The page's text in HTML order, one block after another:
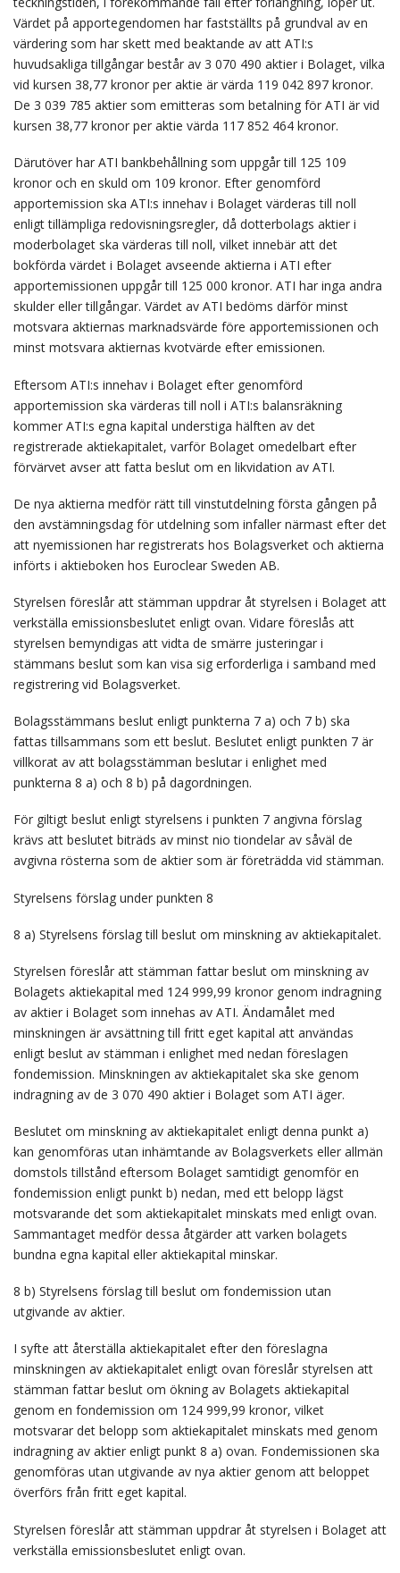
Värdet på apportegendomen har fastställts på grundval av en
värdering som har skett med beaktande av att ATI:s
huvudsakliga tillgångar består av 3 070 490 aktier i Bolaget, vilka
vid kursen 38,77 kronor per aktie är värda 119 042 897 kronor.
De 3 039 785 aktier som emitteras som betalning för ATI är vid
kursen 38,77 kronor per aktie värda 117 852 464 kronor.
Därutöver har ATI bankbehållning som uppgår till 125 109
kronor och en skuld om 109 kronor. Efter genomförd
apportemission ska ATI:s innehav i Bolaget värderas till noll
enligt tillämpliga redovisningsregler, då dotterbolags aktier i
moderbolaget ska värderas till noll, vilket innebär att det
bokförda värdet i Bolaget avseende aktierna i ATI efter
apportemissionen uppgår till 125 000 kronor. ATI har inga andra
skulder eller tillgångar. Värdet av ATI bedöms därför minst
motsvara aktiernas marknadsvärde före apportemissionen och
minst motsvara aktiernas kvotvärde efter emissionen.
Eftersom ATI:s innehav i Bolaget efter genomförd
apportemission ska värderas till noll i ATI:s balansräkning
kommer ATI:s egna kapital understiga hälften av det
registrerade aktiekapitalet, varför Bolaget omedelbart efter
förvärvet avser att fatta beslut om en likvidation av ATI.
De nya aktierna medför rätt till vinstutdelning första gången på
den avstämningsdag för utdelning som infaller närmast efter det
att nyemissionen har registrerats hos Bolagsverket och aktierna
införts i aktieboken hos Euroclear Sweden AB.
Styrelsen föreslår att stämman uppdrar åt styrelsen i Bolaget att
verkställa emissionsbeslutet enligt ovan. Vidare föreslås att
styrelsen bemyndigas att vidta de smärre justeringar i
stämmans beslut som kan visa sig erforderliga i samband med
registrering vid Bolagsverket.
Bolagsstämmans beslut enligt punkterna 7 a) och 7 b) ska
fattas tillsammans som ett beslut. Beslutet enligt punkten 7 är
villkorat av att bolagsstämman beslutar i enlighet med
punkterna 8 a) och 8 b) på dagordningen.
För giltigt beslut enligt styrelsens i punkten 7 angivna förslag
krävs att beslutet biträds av minst nio tiondelar av såväl de
avgivna rösterna som de aktier som är företrädda vid stämman.
Styrelsens förslag under punkten 8
8 a) Styrelsens förslag till beslut om minskning av aktiekapitalet.
Styrelsen föreslår att stämman fattar beslut om minskning av
Bolagets aktiekapital med 124 999,99 kronor genom indragning
av aktier i Bolaget som innehas av ATI. Ändamålet med
minskningen är avsättning till fritt eget kapital att användas
enligt beslut av stämman i enlighet med nedan föreslagen
fondemission. Minskningen av aktiekapitalet ska ske genom
indragning av de 3 070 490 aktier i Bolaget som ATI äger.
Beslutet om minskning av aktiekapitalet enligt denna punkt a)
kan genomföras utan inhämtande av Bolagsverkets eller allmän
domstols tillstånd eftersom Bolaget samtidigt genomför en
fondemission enligt punkt b) nedan, med ett belopp lägst
motsvarande det som aktiekapitalet minskats med enligt ovan.
Sammantaget medför dessa åtgärder att varken bolagets
bundna egna kapital eller aktiekapital minskar.
8 b) Styrelsens förslag till beslut om fondemission utan
utgivande av aktier.
I syfte att återställa aktiekapitalet efter den föreslagna
minskningen av aktiekapitalet enligt ovan föreslår styrelsen att
stämman fattar beslut om ökning av Bolagets aktiekapital
genom en fondemission om 124 999,99 kronor, vilket
motsvarar det belopp som aktiekapitalet minskats med genom
indragning av aktier enligt punkt 8 a) ovan. Fondemissionen ska
genomföras utan utgivande av nya aktier genom att beloppet
överförs från fritt eget kapital.
Styrelsen föreslår att stämman uppdrar åt styrelsen i Bolaget att
verkställa emissionsbeslutet enligt ovan.